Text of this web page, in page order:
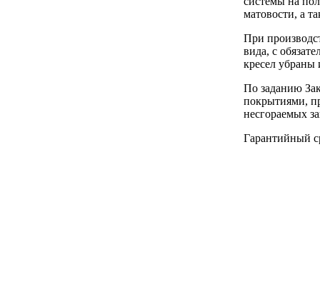
матовости, а
При
вида, с
кресел
По заданию
покрытиями,
несгораемых
Гарантийный